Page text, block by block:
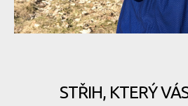
Osprey Escapist Velocity 6
Osprey Escapist Velocity 6
STŘIH, KTERÝ